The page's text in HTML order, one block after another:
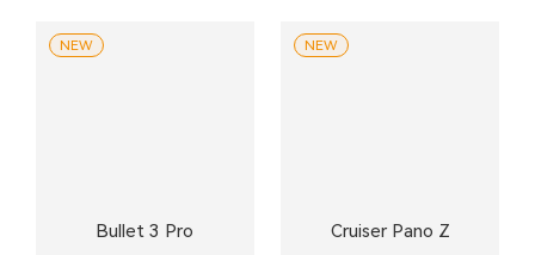
Bullet 3 Pro
NEW
Cruiser Pano Z
NEW